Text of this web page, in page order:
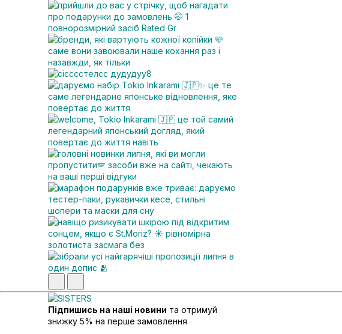
Підпишись на наші новини та отримуй
знижку 5% на перше замовлення